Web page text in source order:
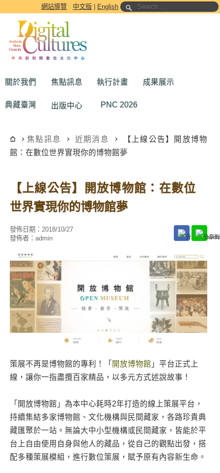
跳到主要內容區塊網站導覽 中文版 English
關於我們 焦點訊息 執行計畫 成果展示
典藏臺灣 出版中心 PNC 2026
焦點訊息 近期消息
【上線公告】開放博物
館：在數位世界實現你的博物館夢
【上線公告】開放博物館：在數位
世界實現你的博物館夢
發佈日期： 2018/10/27
發佈者： admin
策展不再是博物館的專利！「 開放博物館 」平台正式上
線，讓你一指盡攬百家精品，以多元方式述說故事！
「開放博物館」為本中心耗時2年打造的線上策展平台，
持續集結多家博物館、文化機構與民間藏家，各路珍貴典
藏匯聚於一站。無論大中小型機構或民間藏家，皆能於平
台上自由使用自身與他人的藏品，從自己的觀點出發，搭
配多種策展模組，進行數位策展，賦予原有內容新生命。